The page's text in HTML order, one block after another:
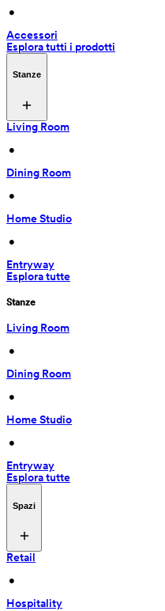
•
Accessori
Esplora tutti i prodotti
Stanze
Living Room
•
Dining Room
•
Home Studio
•
Entryway
Esplora tutte
Stanze
Living Room
•
Dining Room
•
Home Studio
•
Entryway
Esplora tutte
Spazi
Retail
•
Hospitality